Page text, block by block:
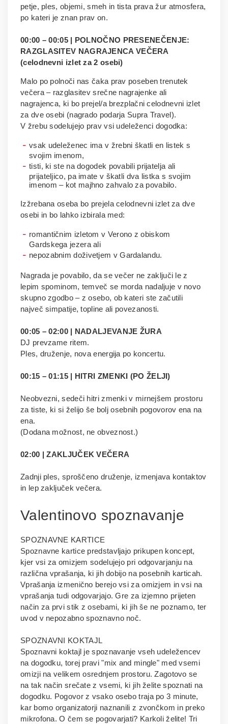
petje, ples, objemi, smeh in tista prava žur atmosfera,
po kateri je znan prav on.
00:00 – 00:05 | POLNOČNO PRESENEČENJE:
RAZGLASITEV NAGRAJENCA VEČERA
(celodnevni izlet za 2 osebi)
Malo po polnoči nas čaka prav poseben trenutek
večera – razglasitev srečne nagrajenke ali
nagrajenca, ki bo prejel/a brezplačni celodnevni izlet
za dve osebi (nagrado podarja Supra Travel).
V žrebu sodelujejo prav vsi udeleženci dogodka:
vsak udeleženec ima v žrebni škatli en listek s
svojim imenom,
tisti, ki ste na dogodek povabili prijatelja ali
prijateljico, pa imate v škatli dva listka s svojim
imenom – kot majhno zahvalo za povabilo.
Izžrebana oseba bo prejela celodnevni izlet za dve
osebi in bo lahko izbirala med:
romantičnim izletom v Verono z obiskom
Gardskega jezera ali
nepozabnim doživetjem v Gardalandu.
Nagrada je povabilo, da se večer ne zaključi le z
lepim spominom, temveč se morda nadaljuje v novo
skupno zgodbo – z osebo, ob kateri ste začutili
največ simpatije, topline ali povezanosti.
00:05 – 02:00 | NADALJEVANJE ŽURA
DJ prevzame ritem.
Ples, druženje, nova energija po koncertu.
00:15 – 01:15 | HITRI ZMENKI (PO ŽELJI)
Neobvezni, sedeči hitri zmenki v mirnejšem prostoru
za tiste, ki si želijo še bolj osebnih pogovorov ena na
ena.
(Dodana možnost, ne obveznost.)
02:00 | ZAKLJUČEK VEČERA
Zadnji ples, sproščeno druženje, izmenjava kontaktov
in lep zaključek večera.
Valentinovo spoznavanje
SPOZNAVNE KARTICE
Spoznavne kartice predstavljajo prikupen koncept,
kjer vsi za omizjem sodelujejo pri odgovarjanju na
različna vprašanja, ki jih dobijo na posebnih karticah.
Vprašanja izmenično berejo vsi za omizjem in vsi na
vprašanja tudi odgovarjajo. Gre za izjemno prijeten
način za prvi stik z osebami, ki jih še ne poznamo, ter
uvod v nepozabno spoznavno noč.
SPOZNAVNI KOKTAJL
Spoznavni koktajl je spoznavanje vseh udeležencev
na dogodku, torej pravi "mix and mingle" med vsemi
omizji na velikem osrednjem prostoru. Zagotovo se
na tak način srečate z vsemi, ki jih želite spoznati na
dogodku. Pogovor z vsako osebo traja po 3 minute,
kar bomo organizatorji naznanili z zvončkom in preko
mikrofona. O čem se pogovarjati? Karkoli želite! Tri